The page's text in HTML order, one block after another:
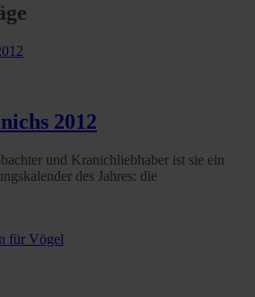
2012
und Kranichliebhaber ist sie ein
des Jahres: die